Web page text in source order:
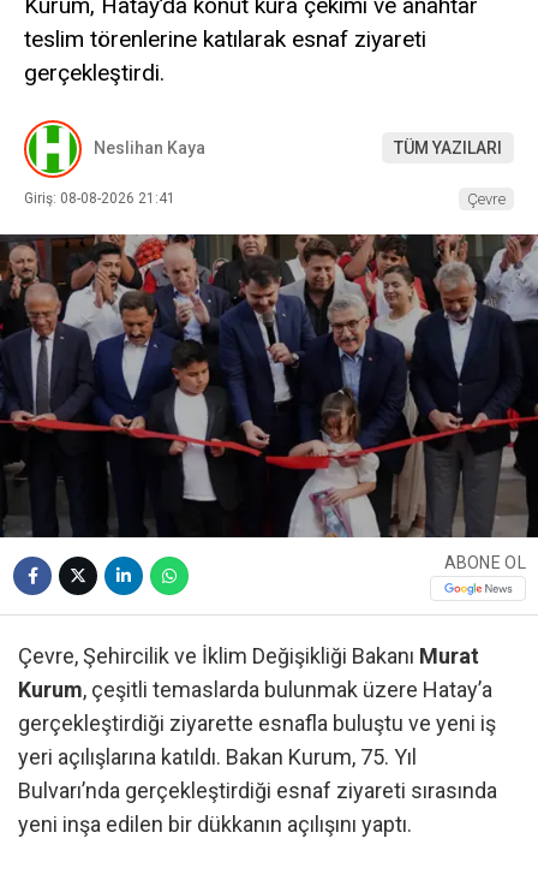
teslim törenlerine katılarak esnaf ziyareti
gerçekleştirdi.
Neslihan Kaya TÜM YAZILARI
Giriş: 08-08-2026 21:41 Çevre
ABONE OL
Çevre, Şehircilik ve İklim Değişikliği Bakanı Murat
Kurum, çeşitli temaslarda bulunmak üzere Hatay’a
gerçekleştirdiği ziyarette esnafla buluştu ve yeni iş
yeri açılışlarına katıldı. Bakan Kurum, 75. Yıl
Bulvarı’nda gerçekleştirdiği esnaf ziyareti sırasında
yeni inşa edilen bir dükkanın açılışını yaptı.